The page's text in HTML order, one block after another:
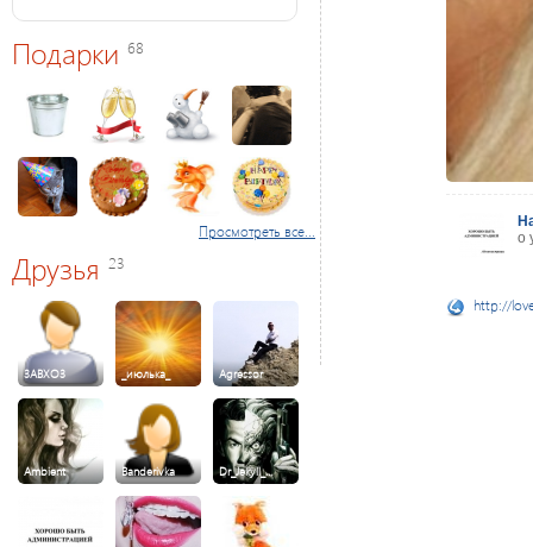
Подарки 68
Просмотреть все...
Друзья 23
3ABXO3 _июлька_ Agressor
Ambient Banderivka Dr_Jekyll_…
о
http://